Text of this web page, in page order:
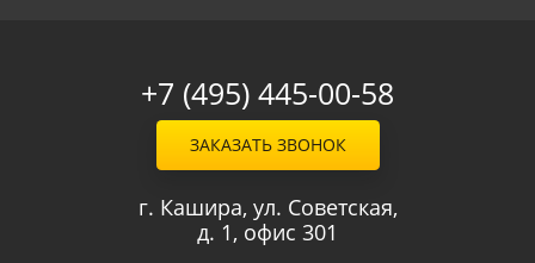
+7 (495) 445-00-58
ЗАКАЗАТЬ ЗВОНОК
г. Кашира, ул. Советская,
д. 1, офис 301